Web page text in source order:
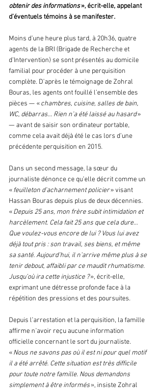
obtenir des informations », écrit-elle, appelant
d’éventuels témoins à se manifester.
Moins d’une heure plus tard, à 20h36, quatre
agents de la BRI (Brigade de Recherche et
d’Intervention) se sont présentés au domicile
familial pour procéder à une perquisition
complète. D’après le témoignage de Zohral
Bouras, les agents ont fouillé l’ensemble des
pièces — « chambres, cuisine, salles de bain,
WC, débarras… Rien n’a été laissé au hasard »
— avant de saisir son ordinateur portable,
comme cela avait déjà été le cas lors d’une
précédente perquisition en 2015.
Dans un second message, la sœur du
journaliste dénonce ce qu’elle décrit comme un
« feuilleton d’acharnement policier » visant
Hassan Bouras depuis plus de deux décennies.
« Depuis 25 ans, mon frère subit intimidation et
harcèlement. Cela fait 25 ans que cela dure…
Que voulez-vous encore de lui ? Vous lui avez
déjà tout pris : son travail, ses biens, et même
sa santé. Aujourd’hui, il n’arrive même plus à se
tenir debout, affaibli par ce maudit rhumatisme.
Jusqu’où ira cette injustice ? », écrit-elle,
exprimant une détresse profonde face à la
répétition des pressions et des poursuites.
Depuis l’arrestation et la perquisition, la famille
affirme n’avoir reçu aucune information
officielle concernant le sort du journaliste.
« Nous ne savons pas où il est ni pour quel motif
il a été arrêté. Cette situation est très difficile
pour toute notre famille. Nous demandons
simplement à être informés », insiste Zohral